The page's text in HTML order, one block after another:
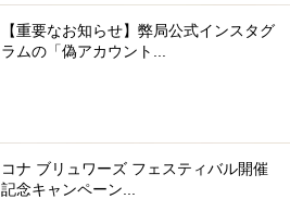
【重要なお知らせ】弊局公式インスタグ
ラムの「偽アカウント...
コナ ブリュワーズ フェスティバル開催
記念キャンペーン...